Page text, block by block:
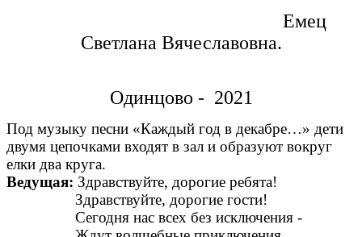
Емец
Светлана Вячеславовна.
Одинцово - 2021
Под музыку песни «Каждый год в декабре…» дети
двумя цепочками входят в зал и образуют вокруг
елки два круга.
Ведущая: Здравствуйте, дорогие ребята!
Здравствуйте, дорогие гости!
Сегодня нас всех без исключения -